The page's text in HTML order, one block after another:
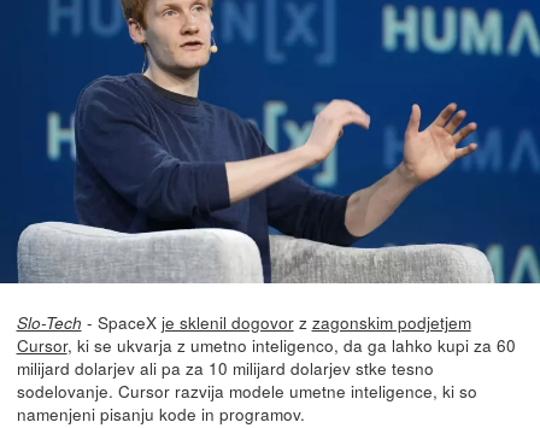
Slo-Tech - SpaceX je sklenil dogovorz zagonskim podjetjem
Cursor, ki se ukvarja z umetno inteligenco, da ga lahko kupi za 60
milijard dolarjev ali pa za 10 milijard dolarjev stke tesno
sodelovanje. Cursor razvija modele umetne inteligence, ki so
namenjeni pisanju kode in programov.